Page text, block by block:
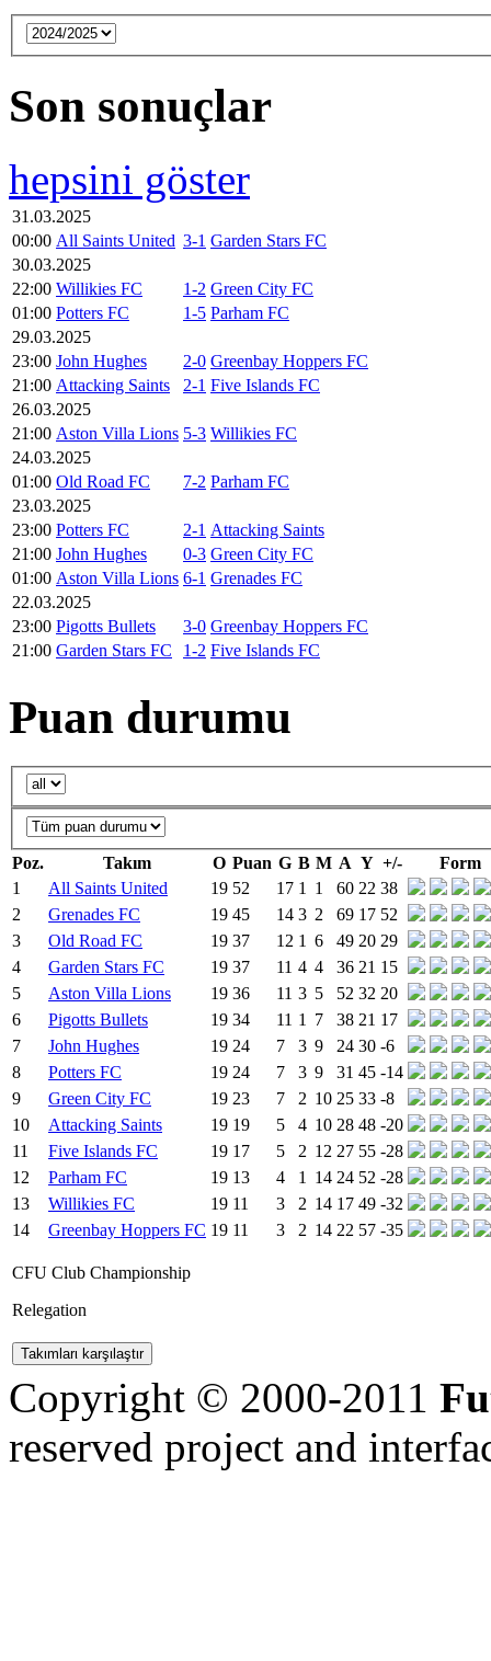
Son sonuçlar
hepsini göster
31.03.2025
00:00 All Saints United 3-1 Garden Stars FC
30.03.2025
22:00 Willikies FC 1-2 Green City FC
01:00 Potters FC 1-5 Parham FC
29.03.2025
23:00 John Hughes 2-0 Greenbay Hoppers FC
21:00 Attacking Saints 2-1 Five Islands FC
26.03.2025
21:00 Aston Villa Lions 5-3 Willikies FC
24.03.2025
01:00 Old Road FC 7-2 Parham FC
23.03.2025
23:00 Potters FC 2-1 Attacking Saints
21:00 John Hughes 0-3 Green City FC
01:00 Aston Villa Lions 6-1 Grenades FC
22.03.2025
23:00 Pigotts Bullets 3-0 Greenbay Hoppers FC
21:00 Garden Stars FC 1-2 Five Islands FC
Puan durumu
Poz. Takım O Puan G B M A Y +/-
Form
1
All Saints United 19 52 17 1 1 60 22 38
2
Grenades FC 19 45 14 3 2 69 17 52
3
Old Road FC 19 37 12 1 6 49 20 29
4
Garden Stars FC 19 37 11 4 4 36 21 15
5
Aston Villa Lions 19 36 11 3 5 52 32 20
6
Pigotts Bullets 19 34 11 1 7 38 21 17
7
John Hughes 19 24 7 3 9 24 30 -6
8
Potters FC 19 24 7 3 9 31 45 -14
9
Green City FC 19 23 7 2 10 25 33 -8
10
Attacking Saints 19 19 5 4 10 28 48 -20
11
Five Islands FC 19 17 5 2 12 27 55 -28
12
Parham FC 19 13 4 1 14 24 52 -28
13
Willikies FC 19 11 3 2 14 17 49 -32
14
Greenbay Hoppers FC 19 11 3 2 14 22 57 -35
CFU Club Championship
Relegation
Copyright © 2000-2011
reserved project and